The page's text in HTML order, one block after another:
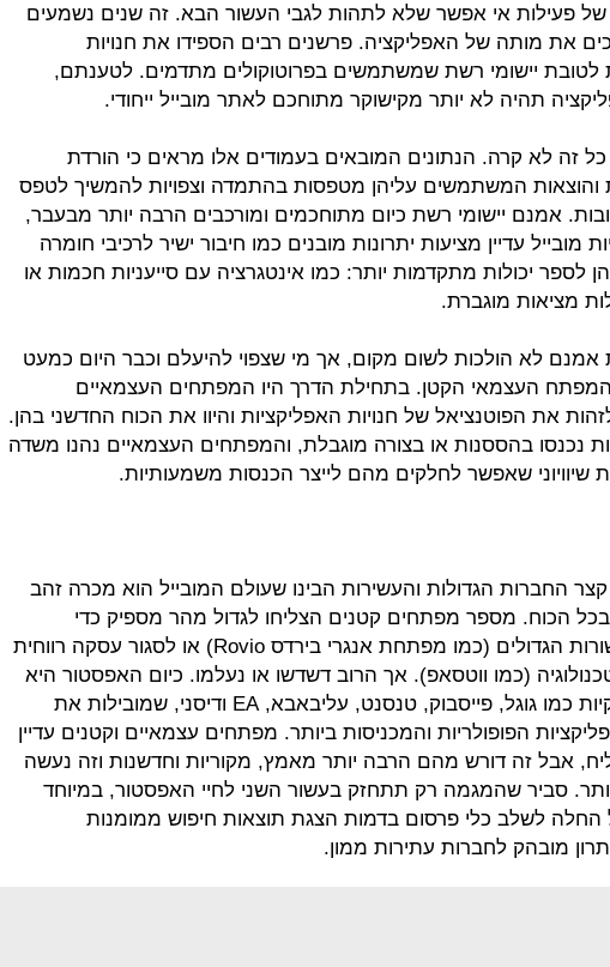
פעילות אי אפשר שלא לתהות לגבי העשור הבא. זה שנים נשמעים
את מותה של האפליקציה. פרשנים רבים הספידו את חנויות
לטובת יישומי רשת שמשתמשים בפרוטוקולים מתדמים. לטענתם,
תהיה לא יותר מקישוקר מתוחכם לאתר מובייל ייחודי.
כל זה לא קרה. הנתונים המובאים בעמודים אלו מראים כי הורדת
והוצאות המשתמשים עליהן מטפסות בהתמדה וצפויות להמשיך לטפס
אמנם יישומי רשת כיום מתוחכמים ומורכבים הרבה יותר מבעבר,
מובייל עדיין מציעות יתרונות מובנים כמו חיבור ישיר לרכיבי חומרה
לספר יכולות מתקדמות יותר: כמו אינטגרציה עם סייעניות חכמות או
מציאות מוגברת.
אמנם לא הולכות לשום מקום, אך מי שצפוי להיעלם וכבר היום כמעט
העצמאי הקטן. בתחילת הדרך היו המפתחים העצמאיים
את הפוטנציאל של חנויות האפליקציות והיוו את הכוח החדשני בהן.
נכנסו בהססנות או בצורה מוגבלת, והמפתחים העצמאיים נהנו משדה
שיוויוני שאפשר לחלקים מהם לייצר הכנסות משמעותיות.
החברות הגדולות והעשירות הבינו שעולם המובייל הוא מכרה זהב
בכל הכוח. מספר מפתחים קטנים הצליחו לגדול מהר מספיק כדי
להצטרף לשורות הגדולים (כמו מפתחת אנגרי בירדס Rovio) או לסגור עסקה רווחית
(כמו ווטסאפ). אך הרוב דשדשו או נעלמו. כיום האפסטור היא
משחק לענקיות כמו גוגל, פייסבוק, טנסנט, עליבאבא, EA ודיסני, שמובילות את
הפופולריות והמכניסות ביותר. מפתחים עצמאיים וקטנים עדיין
אבל זה דורש מהם הרבה יותר מאמץ, מקוריות וחדשנות וזה נעשה
סביר שהמגמה רק תתחזק בעשור השני לחיי האפסטור, במיוחד
לשלב כלי פרסום בדמות הצגת תוצאות חיפוש ממומנות
מובהק לחברות עתירות ממון.